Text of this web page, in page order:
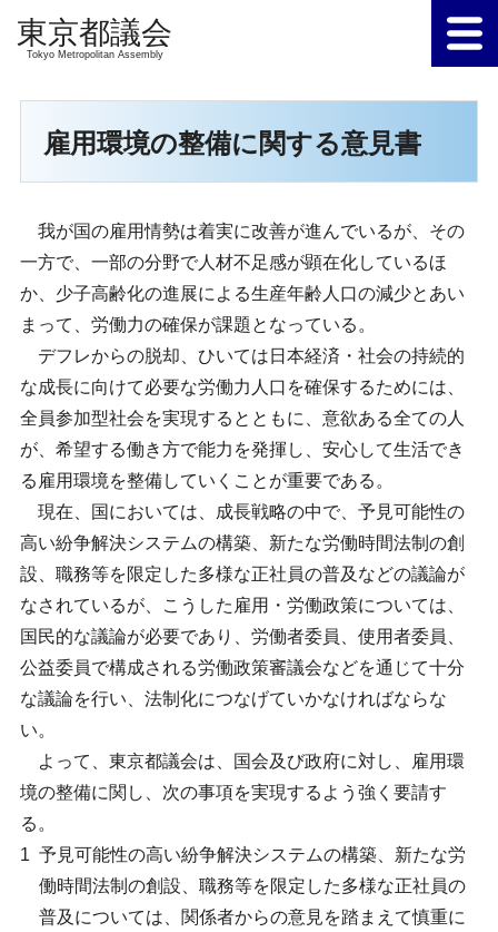
Tokyo Metropolitan Assembly
雇用環境の整備に関する意見書
我が国の雇用情勢は着実に改善が進んでいるが、その
一方で、一部の分野で人材不足感が顕在化しているほ
か、少子高齢化の進展による生産年齢人口の減少とあい
まって、労働力の確保が課題となっている。
デフレからの脱却、ひいては日本経済・社会の持続的
な成長に向けて必要な労働力人口を確保するためには、
全員参加型社会を実現するとともに、意欲ある全ての人
が、希望する働き方で能力を発揮し、安心して生活でき
る雇用環境を整備していくことが重要である。
現在、国においては、成長戦略の中で、予見可能性の
高い紛争解決システムの構築、新たな労働時間法制の創
設、職務等を限定した多様な正社員の普及などの議論が
なされているが、こうした雇用・労働政策については、
国民的な議論が必要であり、労働者委員、使用者委員、
公益委員で構成される労働政策審議会などを通じて十分
な議論を行い、法制化につなげていかなければならな
い。
よって、東京都議会は、国会及び政府に対し、雇用環
境の整備に関し、次の事項を実現するよう強く要請す
る。
1 予見可能性の高い紛争解決システムの構築、新たな労
働時間法制の創設、職務等を限定した多様な正社員の
普及については、関係者からの意見を踏まえて慎重に